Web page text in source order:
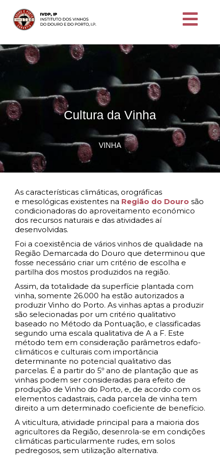
Cultura da Vinha
VINHA
As características climáticas, orográficas
e mesológicas existentes na Região do Douro são
condicionadoras do aproveitamento económico
dos recursos naturais e das atividades aí
desenvolvidas.
Foi a coexistência de vários vinhos de qualidade na
Região Demarcada do Douro que determinou que
fosse necessário criar um critério de escolha e
partilha dos mostos produzidos na região.
Assim, da totalidade da superfície plantada com
vinha, somente 26.000 ha estão autorizados a
produzir Vinho do Porto. As vinhas aptas a produzir
são selecionadas por um critério qualitativo
baseado no Método da Pontuação, e classificadas
segundo uma escala qualitativa de A a F. Este
método tem em consideração parâmetros edafo-
climáticos e culturais com importância
determinante no potencial qualitativo das
parcelas. É a partir do 5º ano de plantação que as
vinhas podem ser consideradas para efeito de
produção de Vinho do Porto, e, de acordo com os
elementos cadastrais, cada parcela de vinha tem
direito a um determinado coeficiente de benefício.
A viticultura, atividade principal para a maioria dos
agricultores da Região, desenrola-se em condições
climáticas particularmente rudes, em solos
pedregosos, sem utilização alternativa.